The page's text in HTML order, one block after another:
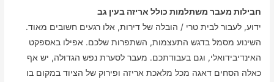
חבילות מעבר משתלמות כולל אריזה בעין גב
ידוע, לעבור לבית טרי / הובלה של דירות, אלו רגעים חשובים מאוד.
השינוע מסמל בדגש התעצמות, השתפרות שלכם. אפילו באספקט
האינדיבידואלי, וגם בעבודתכם. מעבר לסערת נפש הגדולה, יש אף
כאלה הסחים דאגה מכל מלאכת אריזה ופירוק של הציוד במקום בו